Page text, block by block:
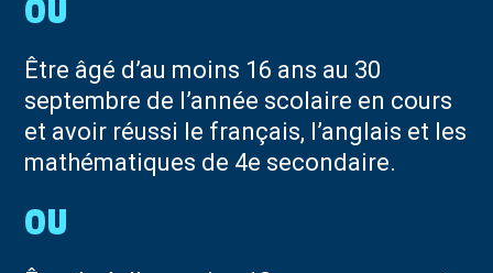
Être âgé d’au moins 16 ans au 30
septembre de l’année scolaire en cours
et avoir réussi le français, l’anglais et les
mathématiques de 4e secondaire.